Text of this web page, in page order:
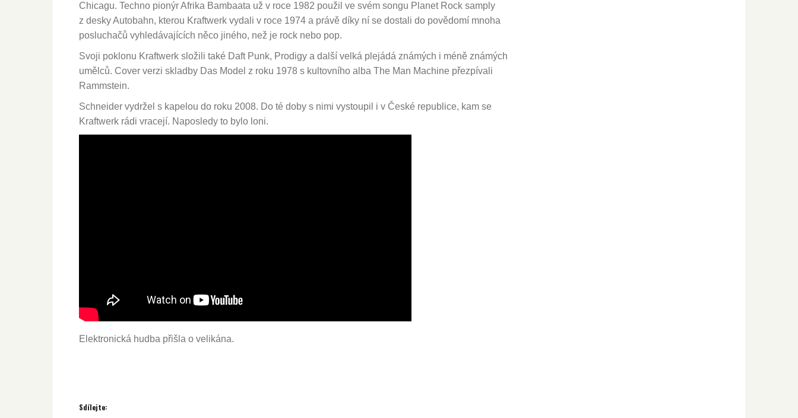
Chicagu. Techno pionýr Afrika Bambaata už v roce 1982 použil ve svém songu Planet Rock samply
z desky Autobahn, kterou Kraftwerk vydali v roce 1974 a právě díky ní se dostali do povědomí mnoha
posluchačů vyhledávajících něco jiného, než je rock nebo pop.
Svoji poklonu Kraftwerk složili také Daft Punk, Prodigy a další velká plejádá známých i méně známých
umělců. Cover verzi skladby Das Model z roku 1978 s kultovního alba The Man Machine přezpívali
Rammstein.
Schneider vydržel s kapelou do roku 2008. Do té doby s nimi vystoupil i v České republice, kam se
Kraftwerk rádi vracejí. Naposledy to bylo loni.
Elektronická hudba přišla o velikána.
Sdílejte: